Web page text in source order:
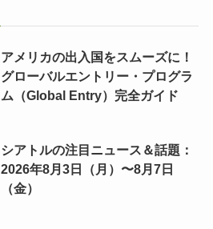
アメリカの出入国をスムーズに！
グローバルエントリー・プログラ
ム（Global Entry）完全ガイド
シアトルの注目ニュース＆話題：
2026年8月3日（月）〜8月7日
（金）